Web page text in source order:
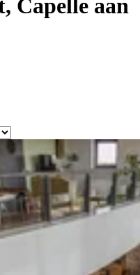
Capelle aan